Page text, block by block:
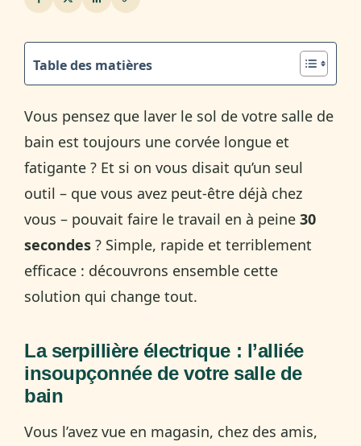
Table des matières
Vous pensez que laver le sol de votre salle de
bain est toujours une corvée longue et
fatigante ? Et si on vous disait qu’un seul
outil – que vous avez peut-être déjà chez
vous – pouvait faire le travail en à peine 30
secondes ? Simple, rapide et terriblement
efficace : découvrons ensemble cette
solution qui change tout.
La serpillière électrique : l’alliée
insoupçonnée de votre salle de
bain
Vous l’avez vue en magasin, chez des amis,